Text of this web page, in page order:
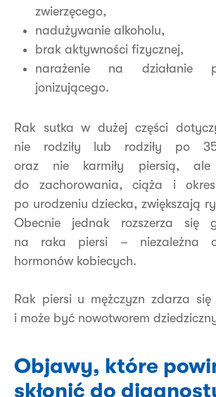
zwierzęcego,
nadużywanie alkoholu,
brak aktywności fizycznej,
narażenie na działanie
jonizującego.
Rak sutka w dużej części
nie rodziły lub rodziły po
oraz nie karmiły piersią,
do zachorowania, ciąża i
po urodzeniu dziecka, zwiększają
Obecnie jednak rozszerza się
na raka piersi – niezależna
hormonów kobiecych.
Rak piersi u mężczyzn zdarza
i może być nowotworem
Objawy, które
skłonić do